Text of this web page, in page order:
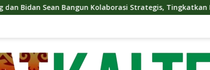
Kolaborasi Strategis, Tingkatkan Edukasi Publik